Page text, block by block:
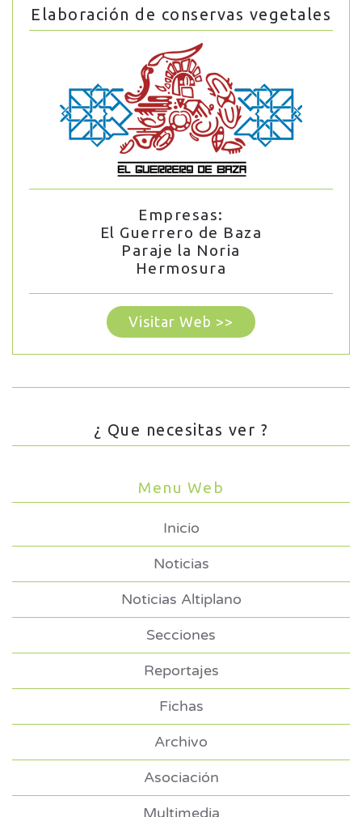
Elaboración de conservas vegetales
Empresas:
El Guerrero de Baza
Paraje la Noria
Hermosura
Visitar Web >>
¿ Que necesitas ver ?
Menu Web
Inicio
Noticias
Noticias Altiplano
Secciones
Reportajes
Fichas
Archivo
Asociación
Multimedia